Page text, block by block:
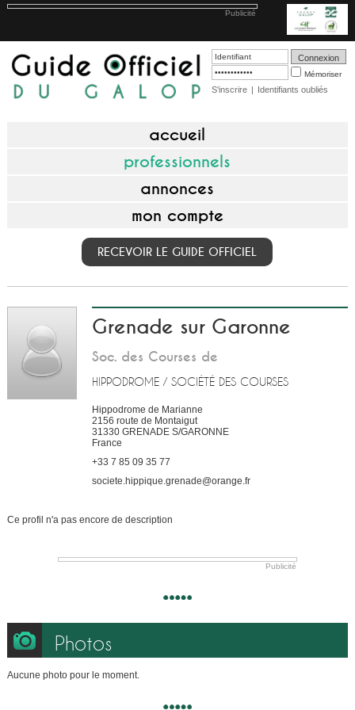
Publicité
Mémoriser
S'inscrire | Identifiants oubliés
accueil
professionnels
annonces
mon compte
RECEVOIR LE GUIDE OFFICIEL
Grenade sur Garonne
Soc. des Courses de
HIPPODROME / SOCIÉTÉ DES COURSES
Hippodrome de Marianne
2156 route de Montaigut
31330 GRENADE S/GARONNE
France
+33 7 85 09 35 77
societe.hippique.grenade@orange.fr
Ce profil n'a pas encore de description
Publicité
Photos
Aucune photo pour le moment.